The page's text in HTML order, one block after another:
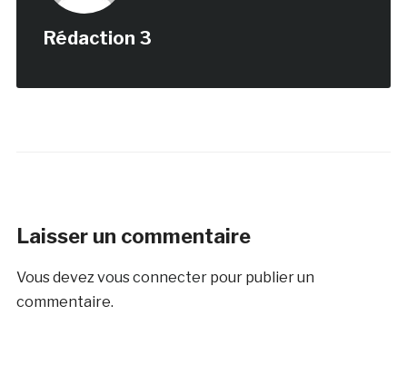
Rédaction 3
Laisser un commentaire
Vous devez vous connecterpour publier un
commentaire.